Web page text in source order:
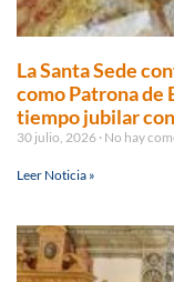
La Santa Sede
como Patrona de
tiempo jubilar
30 julio, 2026 No hay
Leer Noticia »